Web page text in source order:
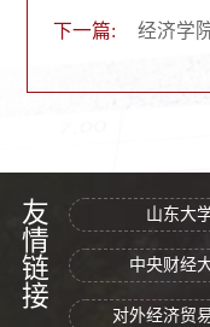
下一篇: 经济学院
友情链接 山东大
中央财经
对外经济贸